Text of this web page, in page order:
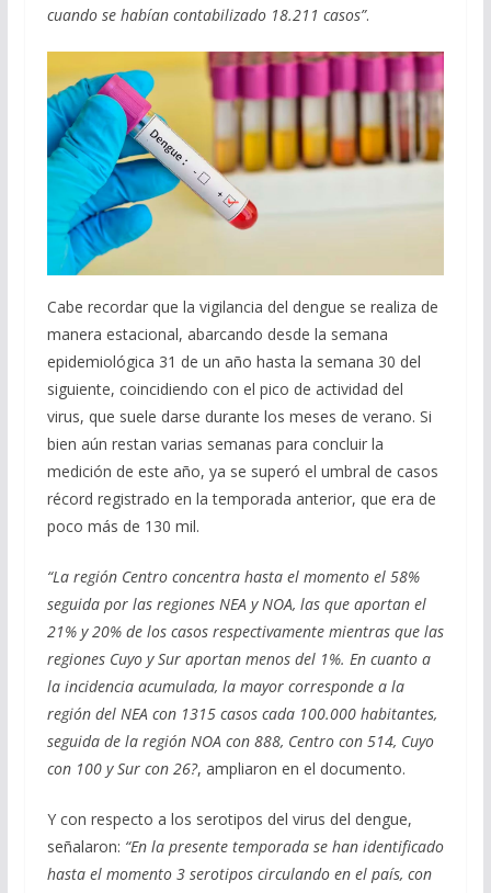
cuando se habían contabilizado 18.211 casos”.
Cabe recordar que la vigilancia del dengue se realiza de
manera estacional, abarcando desde la semana
epidemiológica 31 de un año hasta la semana 30 del
siguiente, coincidiendo con el pico de actividad del
virus, que suele darse durante los meses de verano. Si
bien aún restan varias semanas para concluir la
medición de este año, ya se superó el umbral de casos
récord registrado en la temporada anterior, que era de
poco más de 130 mil.
“La región Centro concentra hasta el momento el 58%
seguida por las regiones NEA y NOA, las que aportan el
21% y 20% de los casos respectivamente mientras que las
regiones Cuyo y Sur aportan menos del 1%. En cuanto a
la incidencia acumulada, la mayor corresponde a la
región del NEA con 1315 casos cada 100.000 habitantes,
seguida de la región NOA con 888, Centro con 514, Cuyo
con 100 y Sur con 26?, ampliaron en el documento.
Y con respecto a los serotipos del virus del dengue,
señalaron: “En la presente temporada se han identificado
hasta el momento 3 serotipos circulando en el país, con